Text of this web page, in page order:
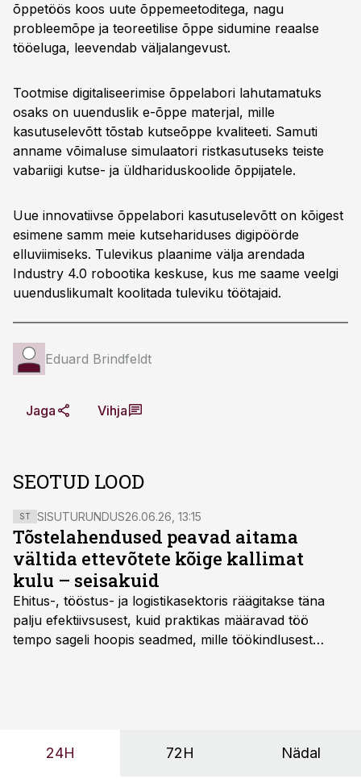
õppetöös koos uute õppemeetoditega, nagu
probleemõpe ja teoreetilise õppe sidumine reaalse
tööeluga, leevendab väljalangevust.
Tootmise digitaliseerimise õppelabori lahutamatuks
osaks on uuenduslik e-õppe materjal, mille
kasutuselevõtt tõstab kutseõppe kvaliteeti. Samuti
anname võimaluse simulaatori ristkasutuseks teiste
vabariigi kutse- ja üldhariduskoolide õppijatele.
Uue innovatiivse õppelabori kasutuselevõtt on kõigest
esimene samm meie kutsehariduses digipöörde
elluviimiseks. Tulevikus plaanime välja arendada
Industry 4.0 robootika keskuse, kus me saame veelgi
uuenduslikumalt koolitada tuleviku töötajaid.
Eduard Brindfeldt
Jaga Vihja
SEOTUD LOOD
ST SISUTURUNDUS26.06.26, 13:15
Tõstelahendused peavad aitama
vältida ettevõtete kõige kallimat
kulu – seisakuid
Ehitus-, tööstus- ja logistikasektoris räägitakse täna
palju efektiivsusest, kuid praktikas määravad töö
tempo sageli hoopis seadmed, mille töökindlusest
24H 72H Nädal